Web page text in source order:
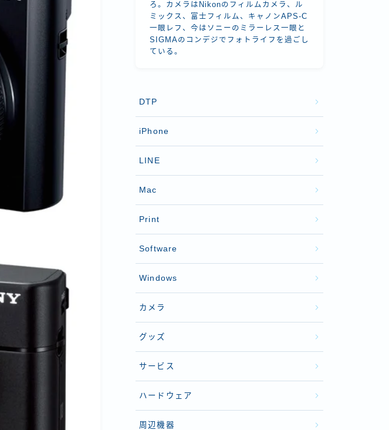
ろ。カメラはNikonのフィルムカメラ、ル
ミックス、富士フィルム、キャノンAPS-C
一眼レフ、今はソニーのミラーレス一眼と
SIGMAのコンデジでフォトライフを過ごし
ている。
DTP
iPhone
LINE
Mac
Print
Software
Windows
カメラ
グッズ
サービス
ハードウェア
周辺機器